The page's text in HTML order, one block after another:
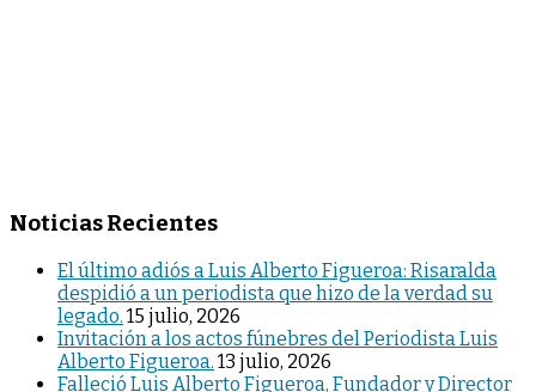
Noticias Recientes
El último adiós a Luis Alberto Figueroa: Risaralda
despidió a un periodista que hizo de la verdad su
legado. 15 julio, 2026
Invitación a los actos fúnebres del Periodista Luis
Alberto Figueroa. 13 julio, 2026
Falleció Luis Alberto Figueroa, Fundador y Director